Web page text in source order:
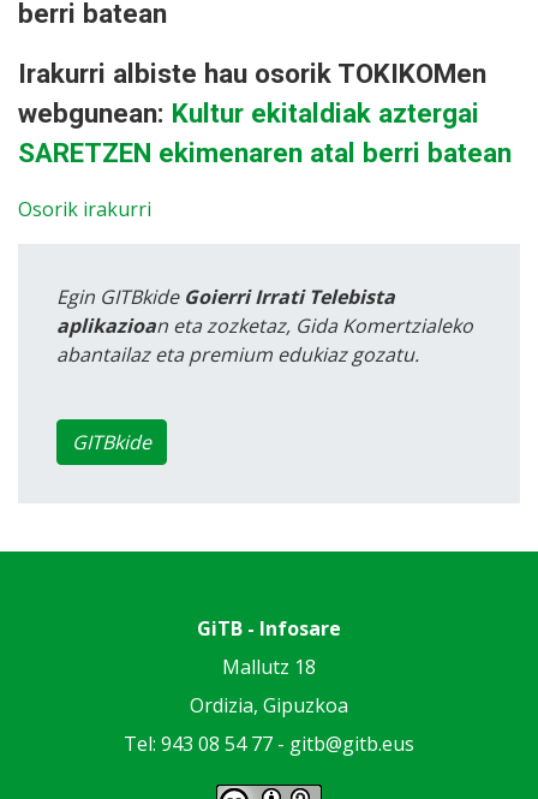
berri batean
Irakurri albiste hau osorik TOKIKOMen
webgunean: Kultur ekitaldiak aztergai
SARETZEN ekimenaren atal berri batean
Osorik irakurri
Egin GITBkide Goierri Irrati Telebista
aplikazioan eta zozketaz, Gida Komertzialeko
abantailaz eta premium edukiaz gozatu.
GITBkide
GiTB - Infosare
Mallutz 18
Ordizia, Gipuzkoa
Tel: 943 08 54 77 - gitb@gitb.eus